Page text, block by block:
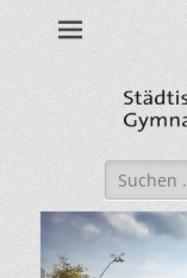
Suche
nach: